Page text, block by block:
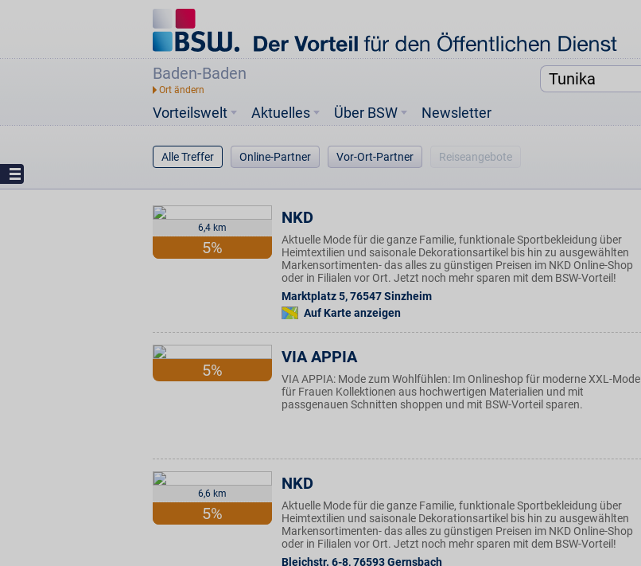
Baden-Baden
Vorteilswelt Aktuelles Über BSW Newsletter
Alle Treffer Online-Partner Vor-Ort-Partner Reiseangebote
6,4 km
5%
NKD
Aktuelle Mode für die ganze Familie, funktionale Sportbekleidung über
Heimtextilien und saisonale Dekorationsartikel bis hin zu ausgewählten
Markensortimenten- das alles zu günstigen Preisen im NKD Online-Shop
oder in Filialen vor Ort. Jetzt noch mehr sparen mit dem BSW-Vorteil!
Marktplatz 5,76547Sinzheim
Auf Karte anzeigen
5%
VIA APPIA
VIA APPIA: Mode zum Wohlfühlen: Im Onlineshop für moderne XXL-Mode
für Frauen Kollektionen aus hochwertigen Materialien und mit
passgenauen Schnitten shoppen und mit BSW-Vorteil sparen.
6,6 km
5%
NKD
Aktuelle Mode für die ganze Familie, funktionale Sportbekleidung über
Heimtextilien und saisonale Dekorationsartikel bis hin zu ausgewählten
Markensortimenten- das alles zu günstigen Preisen im NKD Online-Shop
oder in Filialen vor Ort. Jetzt noch mehr sparen mit dem BSW-Vorteil!
Bleichstr. 6-8,76593Gernsbach